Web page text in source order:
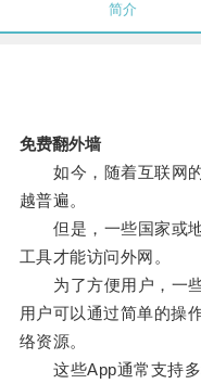
简介
免费翻外墙
如今，随着互联网的
越普遍。
但是，一些国家或地
工具才能访问外网。
为了方便用户，一些
用户可以通过简单的操
络资源。
这些App通常支持多